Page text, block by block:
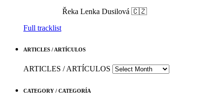
Řeka Lenka Dusilová 🇨🇿
Full tracklist
ARTICLES / ARTÍCULOS
ARTICLES / ARTÍCULOS
CATEGORY / CATEGORÍA